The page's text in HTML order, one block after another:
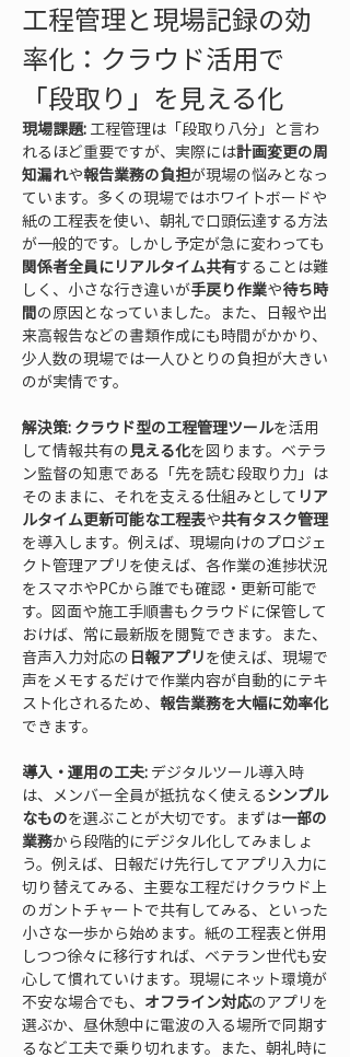
工程管理と現場記録の効
率化：クラウド活用で
「段取り」を見える化
現場課題: 工程管理は「段取り八分」と言わ
れるほど重要ですが、実際には計画変更の周
知漏れや報告業務の負担が現場の悩みとなっ
ています。多くの現場ではホワイトボードや
紙の工程表を使い、朝礼で口頭伝達する方法
が一般的です。しかし予定が急に変わっても
関係者全員にリアルタイム共有することは難
しく、小さな行き違いが手戻り作業や待ち時
間の原因となっていました。また、日報や出
来高報告などの書類作成にも時間がかかり、
少人数の現場では一人ひとりの負担が大きい
のが実情です。
解決策: クラウド型の工程管理ツールを活用
して情報共有の見える化を図ります。ベテラ
ン監督の知恵である「先を読む段取り力」は
そのままに、それを支える仕組みとして リア
ルタイム更新可能な工程表や共有タスク管理
を導入します。例えば、現場向けのプロジェ
クト管理アプリを使えば、各作業の進捗状況
をスマホやPCから誰でも確認・更新可能で
す。図面や施工手順書もクラウドに保管して
おけば、常に最新版を閲覧できます。また、
音声入力対応の 日報アプリを使えば、現場で
声をメモするだけで作業内容が自動的にテキ
スト化されるため、 報告業務を大幅に効率化
できます。
導入・運用の工夫: デジタルツール導入時
は、メンバー全員が抵抗なく使えるシンプル
なものを選ぶことが大切です。まずは一部の
業務から段階的にデジタル化してみましょ
う。例えば、日報だけ先行してアプリ入力に
切り替えてみる、主要な工程だけクラウド上
のガントチャートで共有してみる、といった
小さな一歩から始めます。紙の工程表と併用
しつつ徐々に移行すれば、ベテラン世代も安
心して慣れていけます。現場にネット環境が
不安な場合でも、 オフライン対応のアプリを
選ぶか、昼休憩中に電波の入る場所で同期す
るなど工夫で乗り切れます。また、朝礼時に